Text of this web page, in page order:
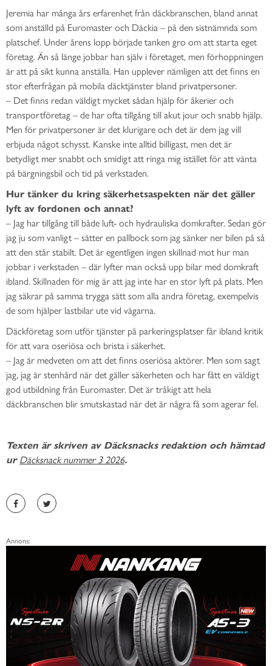
Jeremia har många års erfarenhet från däckbranschen, bland annat
som anställd på Euromaster och Däckia – på den sistnämnda som
platschef. Under årens lopp började tanken gro om att starta eget
företag. Än så länge jobbar han själv i företaget, men förhoppningen
är att på sikt kunna anställa. Han upplever nämligen att det finns en
stor efterfrågan på mobila däcktjänster bland privatpersoner.
– Det finns redan väldigt mycket sådan hjälp för åkerier och
transportföretag – de har ofta tillgång till akut jour och snabb hjälp.
Men för privatpersoner är det klurigare och det är dem jag vill
erbjuda något schysst. Kanske inte alltid billigast, men det är
betydligt mer snabbt och smidigt att ringa mig istället för att vänta
på bärgningsbil och tid på verkstaden.
Hur tänker du kring säkerhetsaspekten när det gäller
lyft av fordonen och annat?
– Jag har tillgång till både luft- och hydrauliska domkrafter. Sedan gör
jag ju som vanligt – sätter en pallbock som jag sänker ner bilen på så
att den står stabilt. Det är egentligen ingen skillnad mot hur man
jobbar i verkstaden – där lyfter man också upp bilar med domkraft
ibland. Skillnaden för mig är att jag inte har en stor lyft på plats. Men
jag säkrar på samma trygga sätt som alla andra företag, exempelvis
de som hjälper lastbilar ute vid vägarna.
Däckföretag som utför tjänster på parkeringsplatser får ibland kritik
för att vara oseriösa och brista i säkerhet.
– Jag är medveten om att det finns oseriösa aktörer. Men som sagt
jag, jag är stenhård när det gäller säkerheten och har fått en väldigt
god utbildning från Euromaster. Det är tråkigt att hela
däckbranschen blir smutskastad när det är några få som agerar fel.
Texten är skriven av Däcksnacks redaktion och hämtad
ur Däcksnack nummer 3 2026.
Annons: